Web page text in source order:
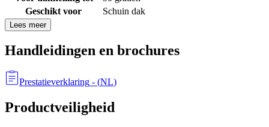
Geschikt voor
Schuin dak
Lees meer
Handleidingen en brochures
Prestatieverklaring - (NL)
Productveiligheid